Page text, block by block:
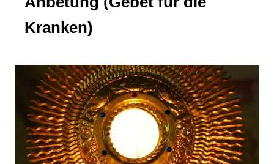
Kranken)